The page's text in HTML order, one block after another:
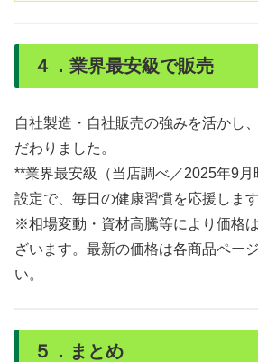
４．業界最安級で販売
自社製造・自社販売の強みを活かし、
だわりました。
**業界最安級（当店調べ／2025年9月
設定で、毎日の健康習慣を応援します
※相場変動・資材高騰等により価格
ざいます。最新の価格は各商品ペー
い。
５．まとめ